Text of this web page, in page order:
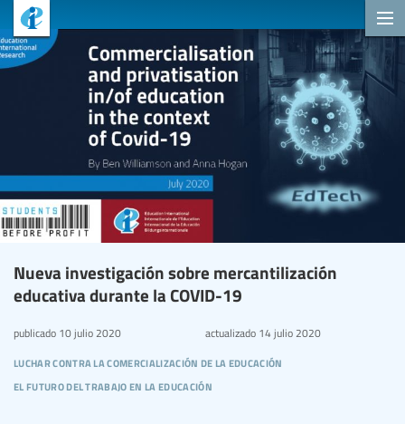
Nueva investigación sobre mercantilización
educativa durante la COVID-19
luchar contra la comercialización de la educación
el futuro del trabajo en la educación
publicado 10 julio 2020 actualizado14 julio 2020